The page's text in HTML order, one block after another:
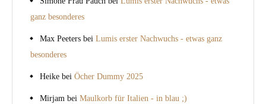
ganz besonderes
Max Peeters bei Lumis erster Nachwuchs - etwas ganz
besonderes
Heike bei Öcher Dummy 2025
Mirjam bei Maulkorb für Italien - in blau ;)